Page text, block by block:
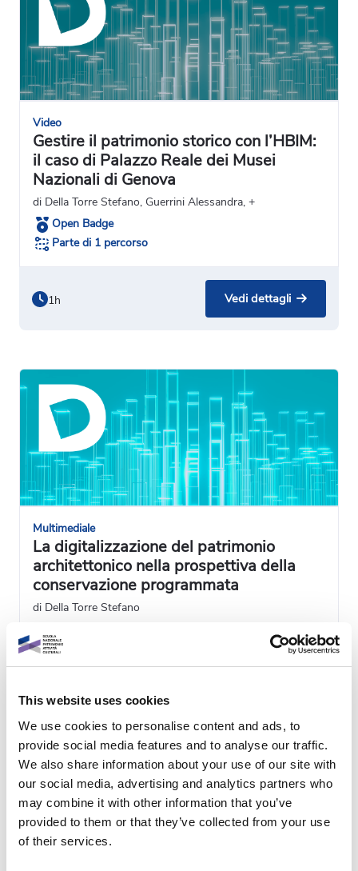
This website uses cookies
We use cookies to personalise content and ads, to
provide social media features and to analyse our traffic.
We also share information about your use of our site with
our social media, advertising and analytics partners who
may combine it with other information that you’ve
provided to them or that they’ve collected from your use
of their services.
Video
Gestire il patrimonio storico con l’HBIM:
il caso di Palazzo Reale dei Musei
Nazionali di Genova
di Della Torre Stefano, Guerrini Alessandra, +
Open Badge
Parte di 1 percorso
1h Vedi dettagli
Multimediale
La digitalizzazione del patrimonio
architettonico nella prospettiva della
conservazione programmata
di Della Torre Stefano
Parte di 1 percorso
1h